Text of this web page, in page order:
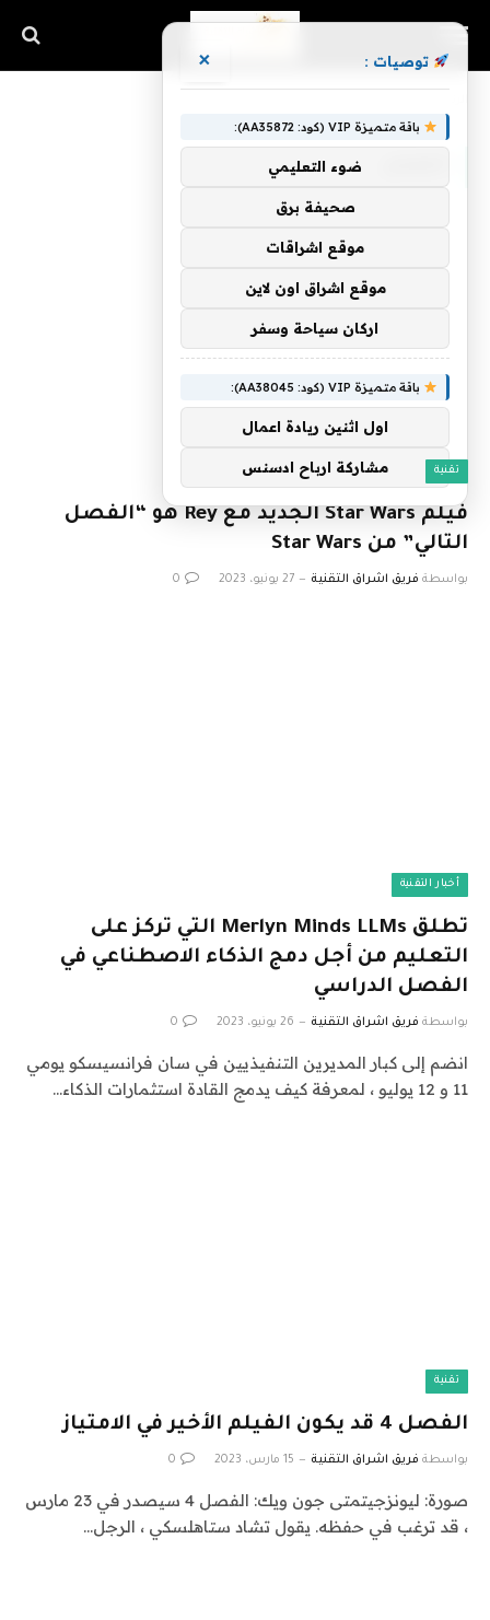
تقنية
فيلم Star Wars الجديد مع Rey هو “الفصل
التالي” من Star Wars
بواسطة فريق اشراق التقنية 27 يونيو، 2023 0
أخبار التقنية
تطلق Merlyn Minds LLMs التي تركز على
التعليم من أجل دمج الذكاء الاصطناعي في
الفصل الدراسي
بواسطة فريق اشراق التقنية 26 يونيو، 2023 0
انضم إلى كبار المديرين التنفيذيين في سان فرانسيسكو يومي
11 و 12 يوليو ، لمعرفة كيف يدمج القادة استثمارات الذكاء…
تقنية
الفصل 4 قد يكون الفيلم الأخير في الامتياز
بواسطة فريق اشراق التقنية 15 مارس، 2023 0
صورة: ليونزجيتمتى جون ويك: الفصل 4 سيصدر في 23 مارس
، قد ترغب في حفظه. يقول تشاد ستاهلسكي ، الرجل…
توصيات : ×
باقة متميزة VIP (كود: AA35872):
ضوء التعليمي
صحيفة برق
موقع اشراقات
موقع اشراق اون لاين
اركان سياحة وسفر
باقة متميزة VIP (كود: AA38045):
اول اثنين ريادة اعمال
مشاركة ارباح ادسنس